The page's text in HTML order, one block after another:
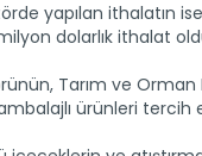
yapılan ithalatın
dolarlık ithalat
Tarım ve Orman
ambalajlı ürünleri